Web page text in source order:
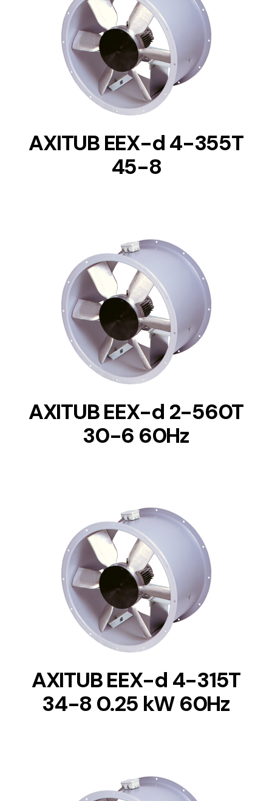
DETAILS
AXITUB EEX-d 4-355T
45-8
DETAILS
AXITUB EEX-d 2-560T
30-6 60Hz
DETAILS
AXITUB EEX-d 4-315T
34-8 0.25 kW 60Hz